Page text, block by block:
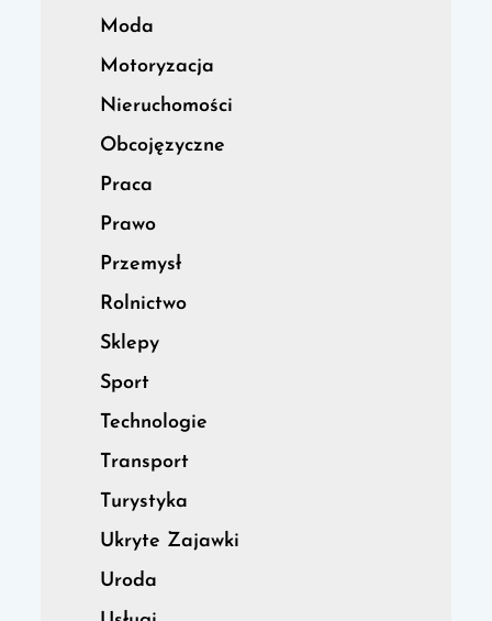
Moda
Motoryzacja
Nieruchomości
Obcojęzyczne
Praca
Prawo
Przemysł
Rolnictwo
Sklepy
Sport
Technologie
Transport
Turystyka
Ukryte Zajawki
Uroda